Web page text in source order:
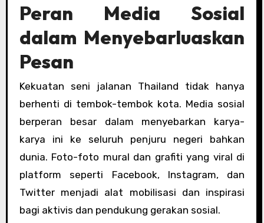
Peran Media Sosial
dalam Menyebarluaskan
Pesan
Kekuatan seni jalanan Thailand tidak hanya
berhenti di tembok-tembok kota. Media sosial
berperan besar dalam menyebarkan karya-
karya ini ke seluruh penjuru negeri bahkan
dunia. Foto-foto mural dan grafiti yang viral di
platform seperti Facebook, Instagram, dan
Twitter menjadi alat mobilisasi dan inspirasi
bagi aktivis dan pendukung gerakan sosial.